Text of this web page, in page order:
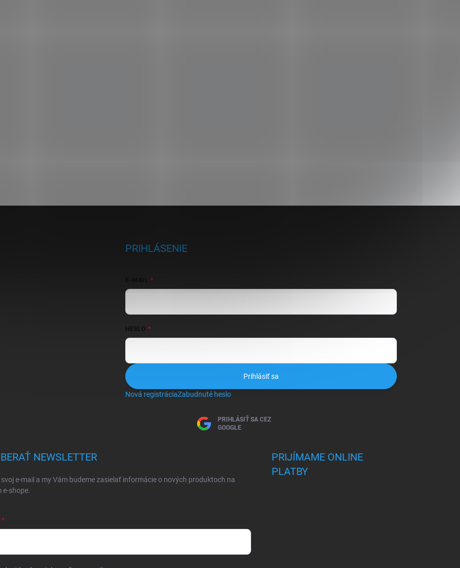
PRIHLÁSENIE
HESLO
Prihlásiť sa
Nová registráciaZabudnuté heslo
PRIHLÁSIŤ SA CEZ
GOOGLE
NEWSLETTER
e-mail a my Vám budeme zasielať informácie o nových produktoch na
e-shope.
PRIJÍMAME ONLINE
PLATBY